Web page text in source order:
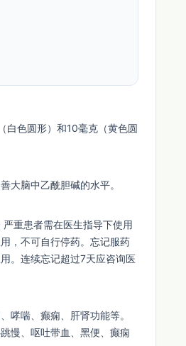
白色圆形）和10毫克（黄色圆
大脑中乙酰胆碱的水平。
重患者需在医生指导下使用
，不可自行停药。忘记服药
。连续忘记超过7天应咨询医
哮喘、癫痫、肝肾功能等。
慢、呕吐带血、黑便、癫痫